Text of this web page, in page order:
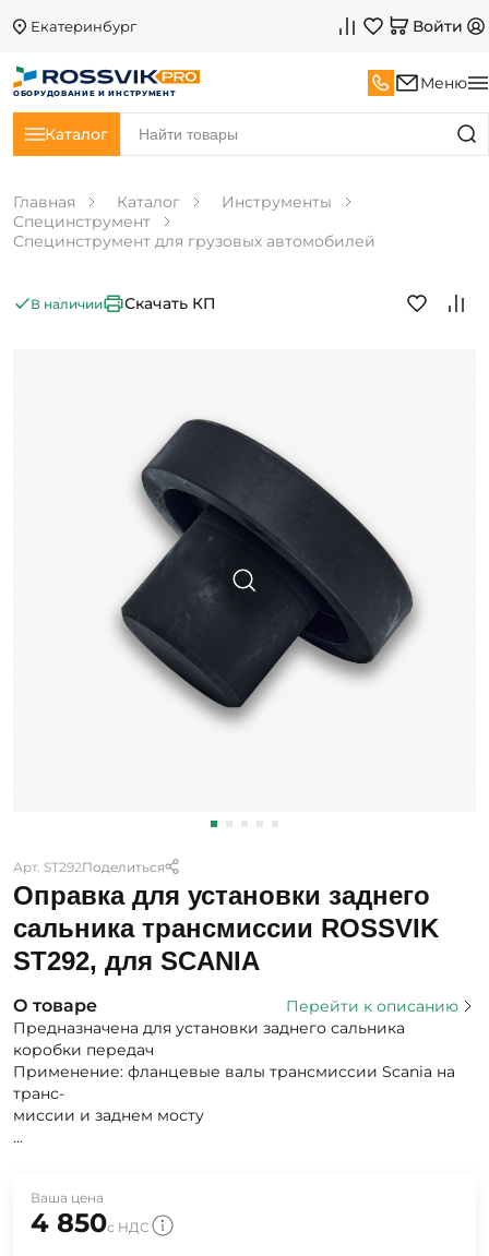
Екатеринбург Войти
ОБОРУДОВАНИЕ И ИНСТРУМЕНТ
Меню
Каталог
Главная Каталог
Инструменты
Специнструмент
Специнструмент для грузовых автомобилей
Арт. ST292Поделиться
Оправка для установки заднего
сальника трансмиссии ROSSVIK
ST292, для SCANIA
В наличии Скачать КП
О товаре
Перейти к описанию
Предназначена для установки заднего сальника
коробки передач
Применение: фланцевые валы трансмиссии Scania на
транс-
миссии и заднем мосту
...
Ваша цена
4 850с НДС